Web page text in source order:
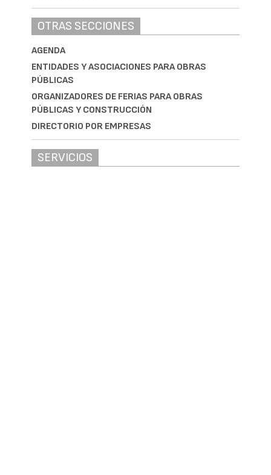
OTRAS SECCIONES
AGENDA
ENTIDADES Y ASOCIACIONES PARA OBRAS
PÚBLICAS
ORGANIZADORES DE FERIAS PARA OBRAS
PÚBLICAS Y CONSTRUCCIÓN
DIRECTORIO POR EMPRESAS
SERVICIOS